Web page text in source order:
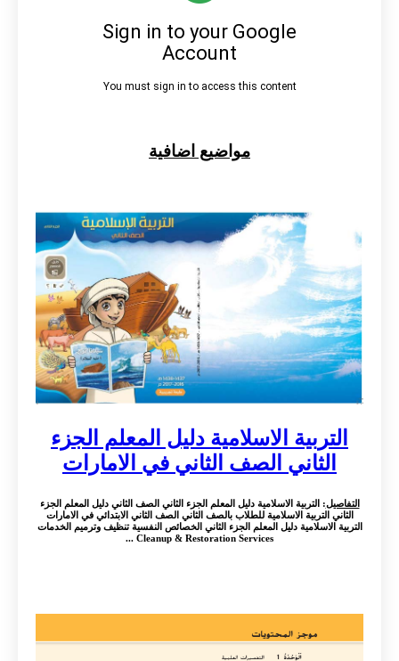
مواضيع اضافية
التربية الاسلامية دليل المعلم الجزء
الثاني الصف الثاني في الامارات
التفاصيل: التربية الاسلامية دليل المعلم الجزء الثاني الصف الثاني دليل المعلم الجزء
الثاني التربية الاسلامية للطلاب بالصف الثاني الصف الثاني الابتدائي في الامارات
التربية الاسلامية دليل المعلم الجزء الثاني الخصائص النفسية تنظيف وترميم الخدمات
Cleanup & Restoration Services ...